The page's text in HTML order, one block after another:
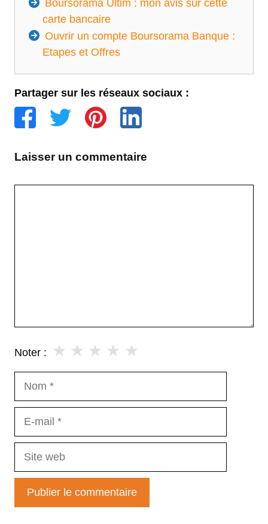
Boursorama Ultim : mon avis sur cette
carte bancaire
Ouvrir un compte Boursorama Banque :
Etapes et Offres
Partager sur les réseaux sociaux :
Laisser un commentaire
Noter : ★
★
★
★
★
Site